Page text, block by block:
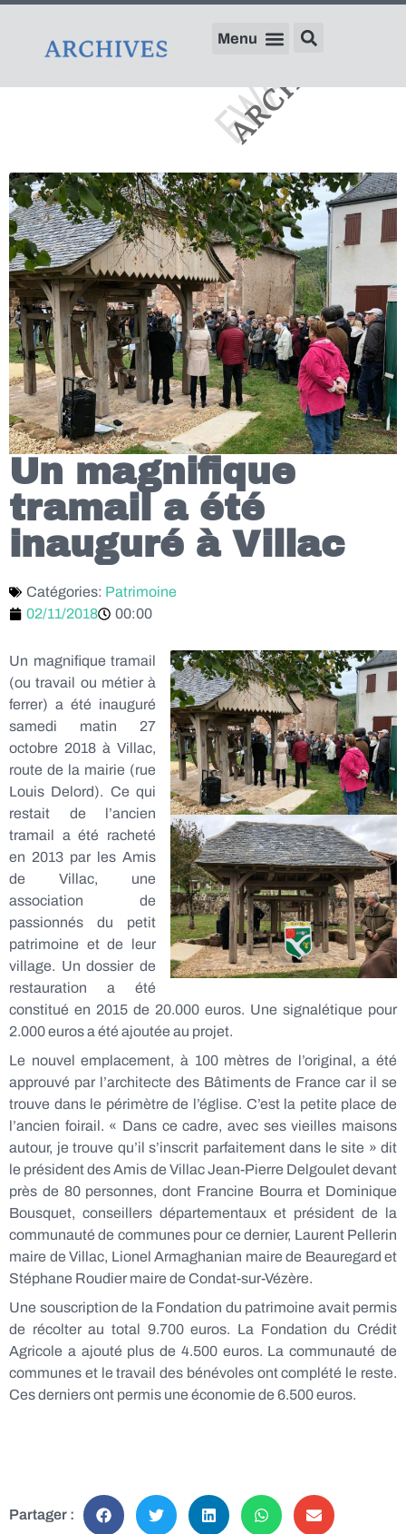
Un magnifique
tramail a été
inauguré à Villac
Catégories: Patrimoine
02/11/2018
00:00
Un magnifique tramail
(ou travail ou métier à
ferrer) a été inauguré
samedi matin 27
octobre 2018 à Villac,
route de la mairie (rue
Louis Delord). Ce qui
restait de l’ancien
tramail a été racheté
en 2013 par les Amis
de Villac, une
association de
passionnés du petit
patrimoine et de leur
village. Un dossier de
restauration a été
constitué en 2015 de 20.000 euros. Une signalétique pour
2.000 euros a été ajoutée au projet.
Le nouvel emplacement, à 100 mètres de l’original, a été
approuvé par l’architecte des Bâtiments de France car il se
trouve dans le périmètre de l’église. C’est la petite place de
l’ancien foirail. « Dans ce cadre, avec ses vieilles maisons
autour, je trouve qu’il s’inscrit parfaitement dans le site » dit
le président des Amis de Villac Jean-Pierre Delgoulet devant
près de 80 personnes, dont Francine Bourra et Dominique
Bousquet, conseillers départementaux et président de la
communauté de communes pour ce dernier, Laurent Pellerin
maire de Villac, Lionel Armaghanian maire de Beauregard et
Stéphane Roudier maire de Condat-sur-Vézère.
Une souscription de la Fondation du patrimoine avait permis
de récolter au total 9.700 euros. La Fondation du Crédit
Agricole a ajouté plus de 4.500 euros. La communauté de
communes et le travail des bénévoles ont complété le reste.
Ces derniers ont permis une économie de 6.500 euros.
Partager :